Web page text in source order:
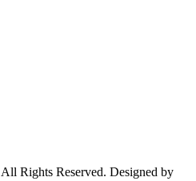
Rights Reserved. Designed by